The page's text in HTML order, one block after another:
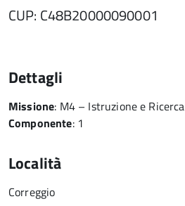
CUP: C48B20000090001
Dettagli
Missione: M4 – Istruzione e Ricerca
Componente: 1
Località
Correggio